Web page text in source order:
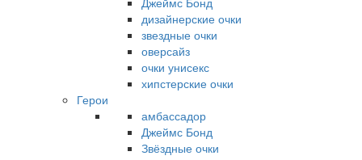
дизайнерские очки
звездные очки
оверсайз
очки унисекс
хипстерские очки
Герои
амбассадор
Джеймс Бонд
Звёздные очки